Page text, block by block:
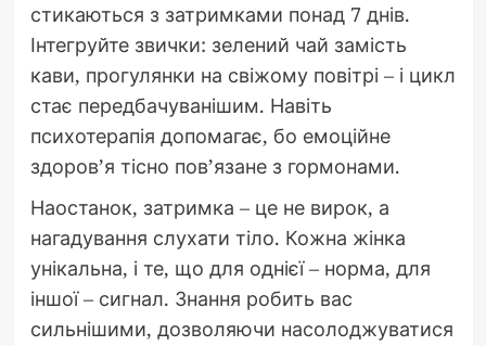
стикаються з затримками понад 7 днів.
Інтегруйте звички: зелений чай замість
кави, прогулянки на свіжому повітрі – і цикл
стає передбачуванішим. Навіть
психотерапія допомагає, бо емоційне
здоров’я тісно пов’язане з гормонами.
Наостанок, затримка – це не вирок, а
нагадування слухати тіло. Кожна жінка
унікальна, і те, що для однієї – норма, для
іншої – сигнал. Знання робить вас
сильнішими, дозволяючи насолоджуватися